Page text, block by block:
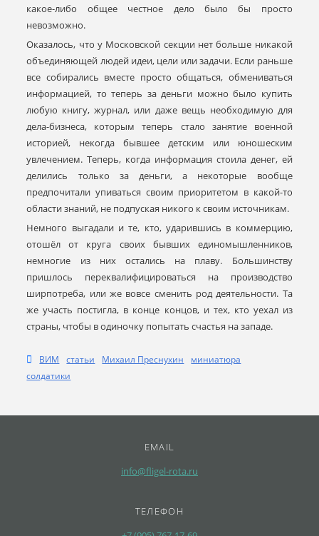
какое-либо общее честное дело было бы просто
невозможно.
Оказалось, что у Московской секции нет больше никакой
объединяющей людей идеи, цели или задачи. Если раньше
все собирались вместе просто общаться, обмениваться
информацией, то теперь за деньги можно было купить
любую книгу, журнал, или даже вещь необходимую для
дела-бизнеса, которым теперь стало занятие военной
историей, некогда бывшее детским или юношеским
увлечением. Теперь, когда информация стоила денег, ей
делились только за деньги, а некоторые вообще
предпочитали упиваться своим приоритетом в какой-то
области знаний, не подпуская никого к своим источникам.
Немного выгадали и те, кто, ударившись в коммерцию,
отошёл от круга своих бывших единомышленников,
немногие из них остались на плаву. Большинству
пришлось переквалифицироваться на производство
ширпотреба, или же вовсе сменить род деятельности. Та
же участь постигла, в конце концов, и тех, кто уехал из
страны, чтобы в одиночку попытать счастья на западе.
ВИМ статьи Михаил Преснухин
миниатюра
солдатики
EMAIL
info@fligel-rota.ru
ТЕЛЕФОН